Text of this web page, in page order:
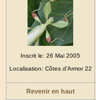
Inscrit le: 26 Mai 2005
Localisation: Côtes d'Armor 22
Revenir en haut